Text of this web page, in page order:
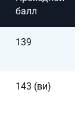
балл
139
143 (ви)